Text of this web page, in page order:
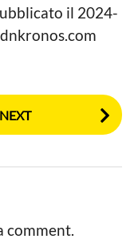
il 2024-
NEXT
comment.